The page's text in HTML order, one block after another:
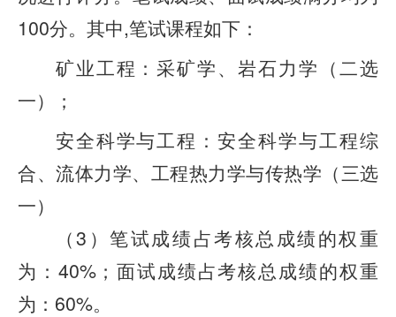
100分。其中,笔试课程如下：
矿业工程：采矿学、岩石力学（二选
一）；
安全科学与工程：安全科学与工程综
合、流体力学、工程热力学与传热学（三选
一）
（3）笔试成绩占考核总成绩的权重
为：40%；面试成绩占考核总成绩的权重
为：60%。